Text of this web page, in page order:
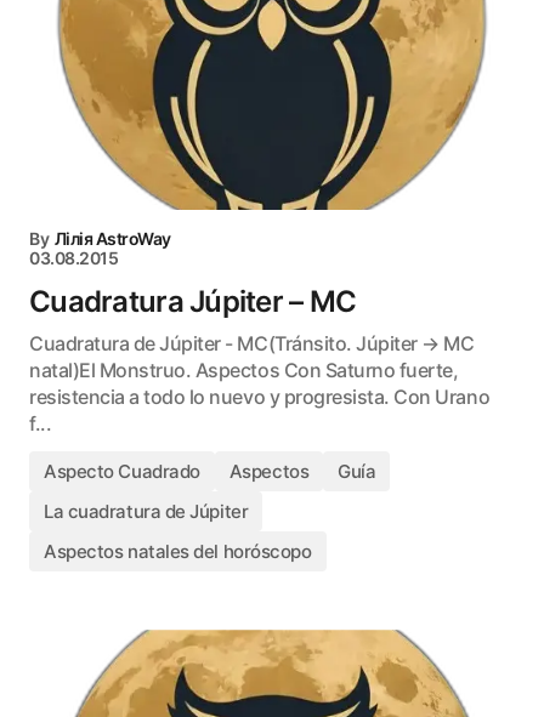
By Лілія AstroWay
03.08.2015
Cuadratura Júpiter – MC
Cuadratura de Júpiter - MC(Tránsito. Júpiter → MC
natal)El Monstruo. Aspectos Con Saturno fuerte,
resistencia a todo lo nuevo y progresista. Con Urano
f...
Aspecto Cuadrado Aspectos
Guía
La cuadratura de Júpiter
Aspectos natales del horóscopo